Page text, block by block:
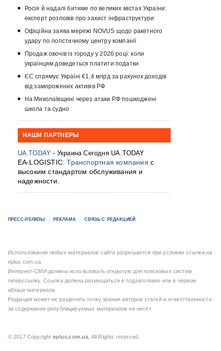
Росія й надалі битиме по великих містах України:
експерт розповів про захист інфраструктури
Офіційна заява мережі NOVUS щодо ракетного
удару по логістичному центру компанії
Продаж овочів із городу у 2026 році: коли
українцям доведеться платити податки
ЄС спрямує Україні €1,4 млрд за рахунок доходів
від заморожених активів РФ
На Миколаївщині через атаки РФ пошкоджені
школа та судно
НАШИ ПАРТНЕРЫ
UA.TODAY - Украина Сегодня UA.TODAY
EA-LOGISTIC:Транспортная компания с
высоким стандартом обслуживания и
надежности.
ПРЕСС-РЕЛИЗЫ РЕКЛАМА СВЯЗЬ С РЕДАКЦИЕЙ
Использование любых материалов сайта разрешается при условии ссылки на
eplus.com.ua
Интернет-СМИ должны использовать открытую для поисковых систем
гиперссылку. Ссылка должна размещаться в подзаголовке или в первом
абзаце материала.
Редакция может не разделять точку зрения авторов статей и ответственности
за содержание републицируемых материалов не несет.
© 2017 Copyright eplus.com.ua . All Rights reserved.